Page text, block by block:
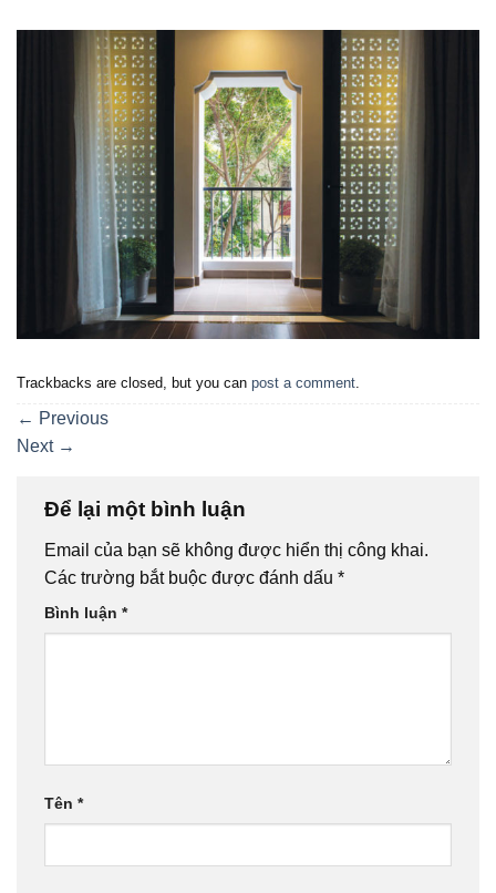
Trackbacks are closed, but you can post a comment
← Previous
Next →
Để lại một bình luận
Email của bạn sẽ không được hiển thị công khai.
Các trường bắt buộc được đánh dấu *
Bình luận *
Tên *